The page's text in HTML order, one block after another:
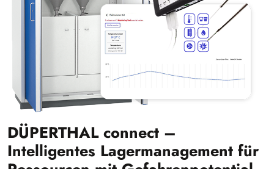
DÜPERTHAL connect –
Intelligentes Lagermanagement für